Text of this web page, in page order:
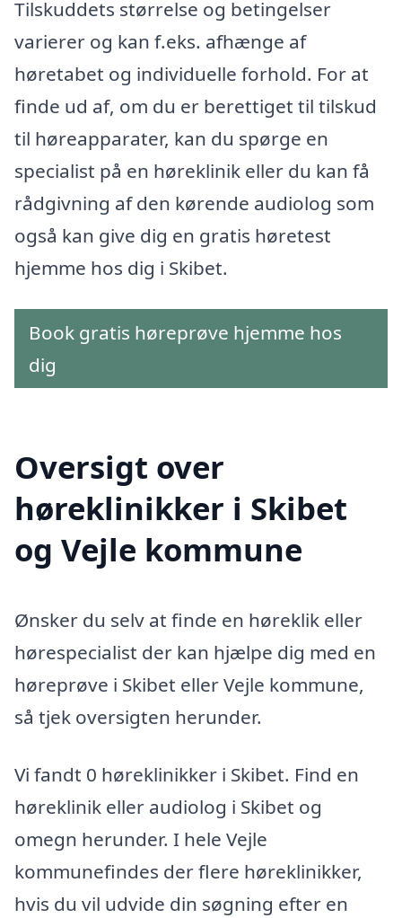
Tilskuddets størrelse og betingelser
varierer og kan f.eks. afhænge af
høretabet og individuelle forhold. For at
finde ud af, om du er berettiget til tilskud
til høreapparater, kan du spørge en
specialist på en høreklinik eller du kan få
rådgivning af den kørende audiolog som
også kan give dig en gratis høretest
hjemme hos dig i Skibet.
Book gratis høreprøve hjemme hos
dig
Oversigt over
høreklinikker i Skibet
og Vejle kommune
Ønsker du selv at finde en høreklik eller
hørespecialist der kan hjælpe dig med en
høreprøve i Skibet eller Vejle kommune,
så tjek oversigten herunder.
Vi fandt 0 høreklinikker i Skibet. Find en
høreklinik eller audiolog i Skibet og
omegn herunder. I hele Vejle
kommunefindes der flere høreklinikker,
hvis du vil udvide din søgning efter en